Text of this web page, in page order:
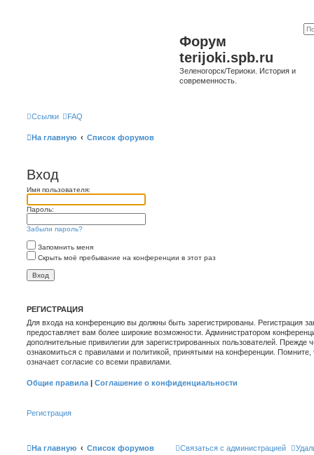
Форум
terijoki.spb.ru
Зеленогорск/Териоки. История и
современность.
Ссылки FAQ
На главную Список форумов
Вход
Имя пользователя:
Пароль:
Забыли пароль?
Запомнить меня
Скрыть моё пребывание на конференции в этот раз
РЕГИСТРАЦИЯ
Для входа на конференцию вы должны быть зарегистрированы. Регистрация
предоставляет вам более широкие возможности. Администратором
дополнительные привилегии для зарегистрированных пользователей. Прежде
ознакомиться с правилами и политикой, принятыми на конференции.
означает согласие со всеми правилами.
Общие правила | Соглашение о конфиденциальности
Регистрация
На главную Список форумов Связаться с администрацией